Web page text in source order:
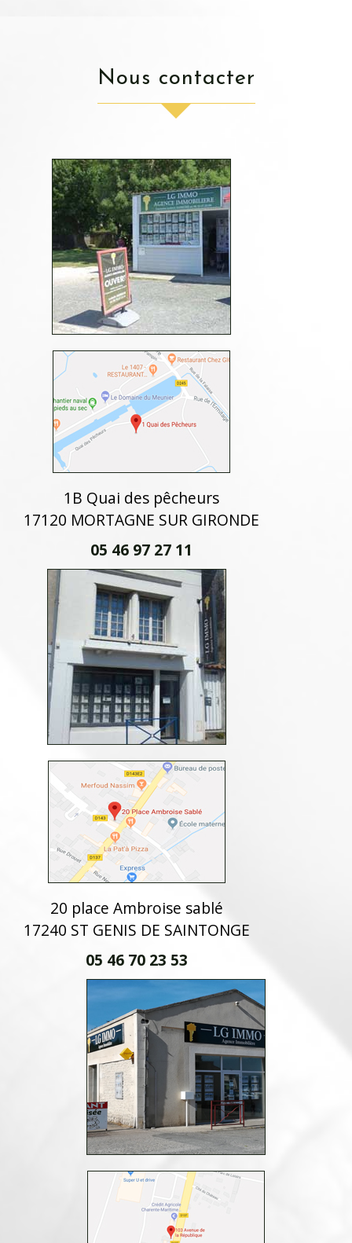
nous contacter
1B Quai des pêcheurs
17120 MORTAGNE SUR GIRONDE
05 46 97 27 11
20 place Ambroise sablé
17240 ST GENIS DE SAINTONGE
05 46 70 23 53